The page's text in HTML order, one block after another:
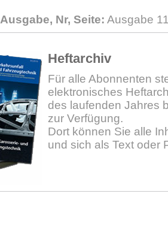
Ausgabe, Nr, Seite: Ausgabe
Heftarchiv
Für alle Abonnenten
elektronisches
des laufenden Jahres
zur Verfügung.
Dort können Sie alle
und sich als Text oder